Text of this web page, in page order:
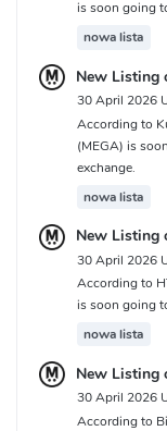
is soon going
nowa lista
New Listing
30 April 2026
According to
(MEGA) is
exchange.
nowa lista
New Listing
30 April 2026
According to
is soon going
nowa lista
New Listing
30 April 2026
According to